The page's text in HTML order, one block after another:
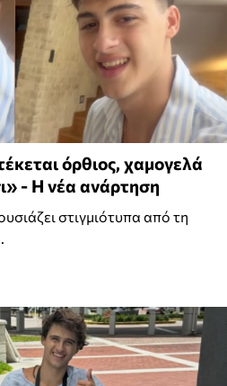
όρθιος, χαμογελά
- Η νέα ανάρτηση
στιγμιότυπα από τη